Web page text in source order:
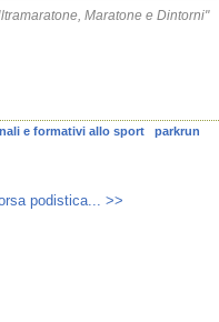
Maratone e Dintorni"
e formativi allo sport
parkrun
podistica... >>